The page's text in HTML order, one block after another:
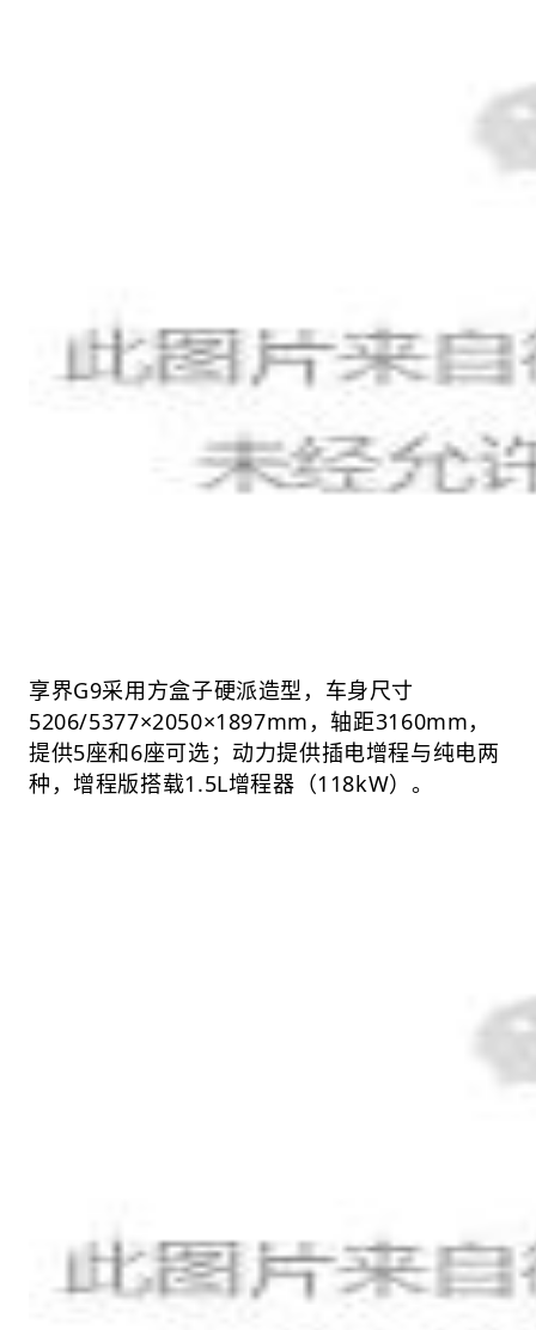
享界G9采用方盒子硬派造型，车身尺寸
5206/5377×2050×1897mm，轴距3160mm，
提供5座和6座可选；动力提供插电增程与纯电两
种，增程版搭载1.5L增程器（118kW）。